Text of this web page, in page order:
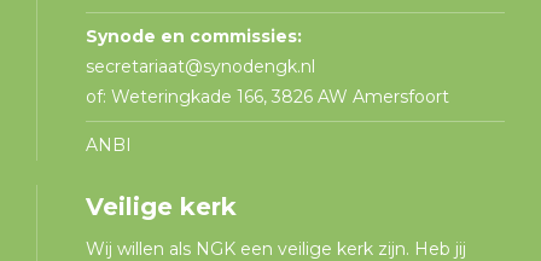
Synode en commissies:
secretariaat@synodengk.nl
of: Weteringkade 166, 3826 AW Amersfoort
ANBI
Veilige kerk
Wij willen als NGK een veilige kerk zijn. Heb jij